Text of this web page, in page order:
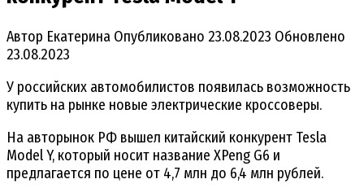
Автор Екатерина Опубликовано 23.08.2023 Обновлено
23.08.2023
У российских автомобилистов появилась возможность
купить на рынке новые электрические кроссоверы.
На авторынок РФ вышел китайский конкурент Tesla
Model Y, который носит название XPeng G6 и
предлагается по цене от 4,7 млн до 6,4 млн рублей.